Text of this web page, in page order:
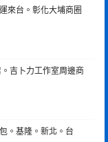
來台。彰化大埔商圈
。吉卜力工作室周邊商
。基隆。新北。台